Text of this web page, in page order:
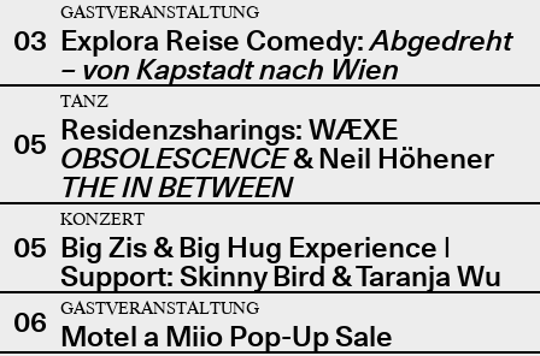
03
GASTVERANSTALTUNG
Explora Reise Comedy:Abgedreht
– von Kapstadt nach Wien
05
TANZ
Residenzsharings: WÆXE
OBSOLESCENCE& Neil Höhener
THE IN BETWEEN
05
KONZERT
Big Zis & Big Hug Experience |
Support: Skinny Bird & Taranja Wu
06
GASTVERANSTALTUNG
Motel a Miio Pop-Up Sale